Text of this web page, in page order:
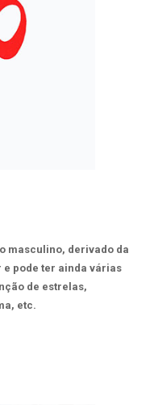
masculino, derivado da
pode ter ainda várias
de estrelas,
etc.